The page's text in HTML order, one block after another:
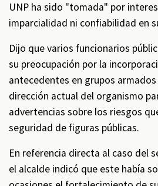
UNP ha sido "tomada" por
imparcialidad ni confiabilidad en
Dijo que varios funcionarios
su preocupación por la
antecedentes en grupos
dirección actual del organismo
advertencias sobre los riesgos
seguridad de figuras públicas.
En referencia directa al caso del
el alcalde indicó que este había